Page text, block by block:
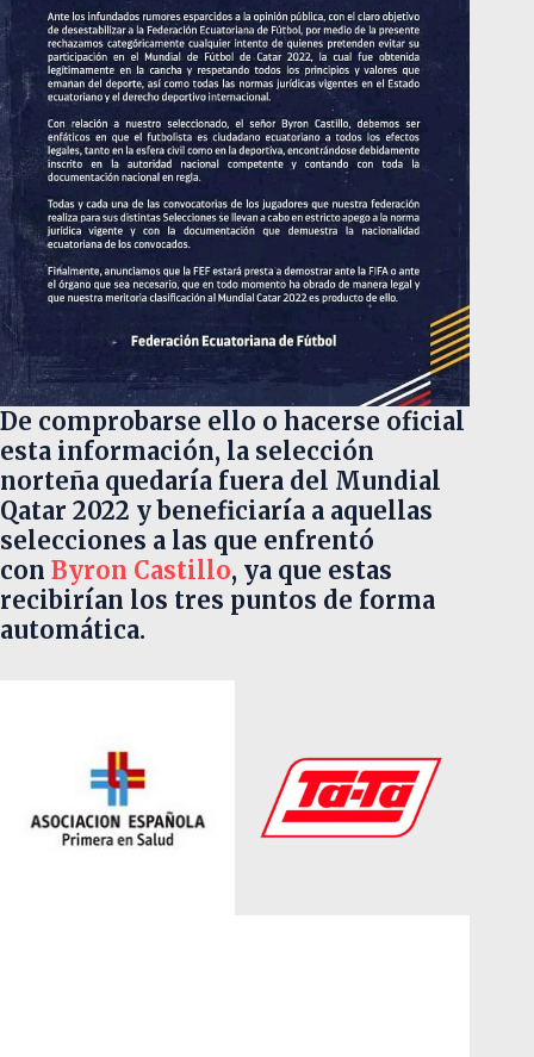
De comprobarse ello o hacerse oficial
esta información, la selección
norteña quedaría fuera del Mundial
Qatar 2022 y beneficiaría a aquellas
selecciones a las que enfrentó
con Byron Castillo, ya que estas
recibirían los tres puntos de forma
automática.